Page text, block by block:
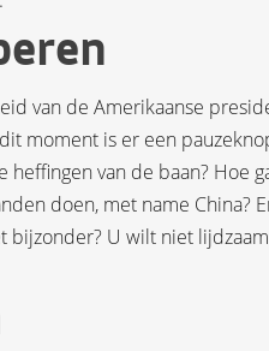
van de Amerikaanse
moment is er een
van de baan? Hoe
doen, met name China?
U wilt niet